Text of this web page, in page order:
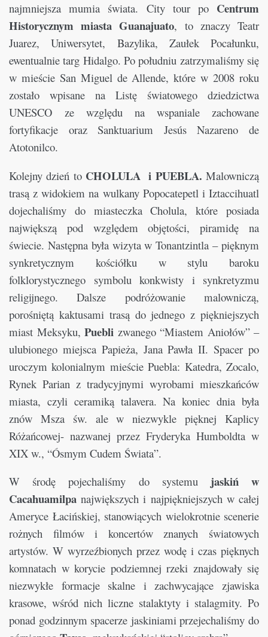
najmniejsza mumia świata. City tour po Centrum
Historycznym miasta Guanajuato, to znaczy Teatr
Juarez, Uniwersytet, Bazylika, Zaułek Pocałunku,
ewentualnie targ Hidalgo. Po południu zatrzymaliśmy się
w mieście San Miguel de Allende, które w 2008 roku
zostało wpisane na Listę światowego dziedzictwa
UNESCO ze względu na wspaniale zachowane
fortyfikacje oraz Sanktuarium Jesús Nazareno de
Atotonilco.
Kolejny dzień to CHOLULA i PUEBLA.Malowniczą
trasą z widokiem na wulkany Popocatepetl i Iztaccihuatl
dojechaliśmy do miasteczka Cholula, które posiada
największą pod względem objętości, piramidę na
świecie. Następna była wizyta w Tonantzintla – pięknym
synkretycznym kościółku w stylu baroku
folklorystycznego symbolu konkwisty i synkretyzmu
religijnego. Dalsze podróżowanie malowniczą,
porośniętą kaktusami trasą do jednego z piękniejszych
miast Meksyku, Puebli zwanego “Miastem Aniołów” –
ulubionego miejsca Papieża, Jana Pawła II. Spacer po
uroczym kolonialnym mieście Puebla: Katedra, Zocalo,
Rynek Parian z tradycyjnymi wyrobami mieszkańców
miasta, czyli ceramiką talavera. Na koniec dnia była
znów Msza św. ale w niezwykle pięknej Kaplicy
Różańcowej- nazwanej przez Fryderyka Humboldta w
XIX w., “Ósmym Cudem Świata”.
W środę pojechaliśmy do systemu jaskiń w
Cacahuamilpa największych i najpiękniejszych w całej
Ameryce Łacińskiej, stanowiących wielokrotnie scenerie
rożnych filmów i koncertów znanych światowych
artystów. W wyrzeźbionych przez wodę i czas pięknych
komnatach w korycie podziemnej rzeki znajdowały się
niezwykłe formacje skalne i zachwycające zjawiska
krasowe, wśród nich liczne stalaktyty i stalagmity. Po
ponad godzinnym spacerze jaskiniami przejechaliśmy do